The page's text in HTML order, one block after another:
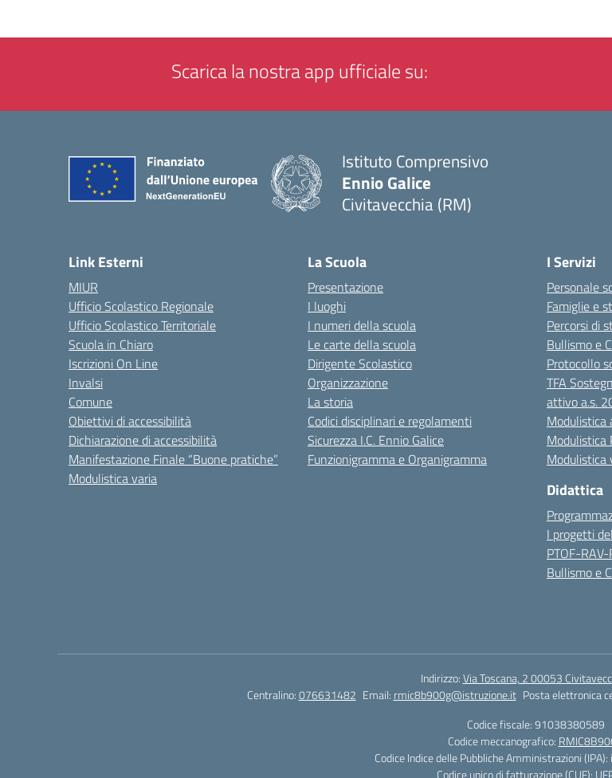
Scarica la nostra app ufficiale su:
Istituto Comprensivo
Ennio Galice
Civitavecchia (RM)
Link Esterni
MIUR
Ufficio Scolastico Regionale
Ufficio Scolastico Territoriale
Scuola in Chiaro
Iscrizioni On Line
Invalsi
Comune
Obiettivi di accessibilità
Dichiarazione di accessibilità
Manifestazione Finale “Buone pratiche”
Modulistica varia
La Scuola
Presentazione
I luoghi
I numeri della scuola
Le carte della scuola
Dirigente Scolastico
Organizzazione
La storia
Codici disciplinari e regolamenti
Sicurezza I.C. Ennio Galice
Funzionigramma e Organigramma
I Servizi
Personale
Famiglie e
Percorsi di
Bullismo e
Protocollo
TFA
attivo a.s.
Modulistica
Modulistica
Modulistica
Didattica
I progetti
PTOF-
Bullismo e
Indirizzo:Via Toscana, 2 00053
Centralino:076631482 Email: rmic8b900g@istruzione.it Posta elettronica
Codice fiscale: 91038380589
Codice meccanografico:
Codice Indice delle Pubbliche Amministrazioni
Codice unico di fatturazione (CUF):